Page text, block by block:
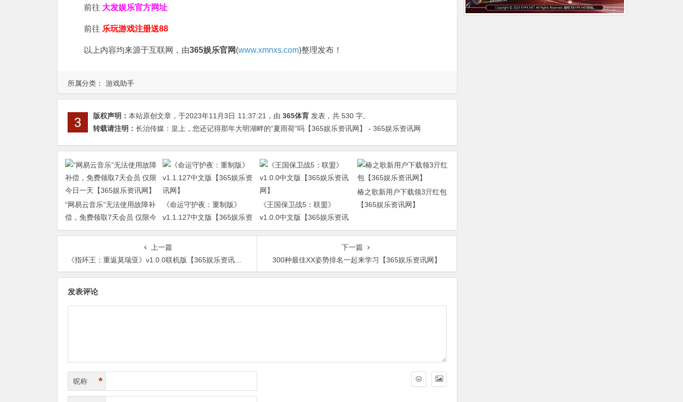
所属分类： 游戏助手
前往 大发娱乐官方网址
前往 乐玩游戏注册送88
以上内容均来源于互联网，由365娱乐官网 (www.xmnxs.com)整理发布！
版权声明： 本站原创文章，于2023年11月3日 11:37:21 ，由 365体育 发表，共 530 字。
转载请注明： 长治传媒：皇上，您还记得那年大明湖畔的“夏雨荷”吗【365娱乐资讯网】 - 365娱乐资讯网
“网易云音乐”无法使用故障补
偿，免费领取7天会员 仅限今
日一天【365娱乐资讯网】
《命运守护夜：重制版》
v1.1.127中文版【365娱乐资
讯网】
《王国保卫战5：联盟》
v1.0.0中文版【365娱乐资讯
网】
椿之歌新用户下载领3亓红包
【365娱乐资讯网】
上一篇
《指环王：重返莫瑞亚》v1.0.0联机版【365娱乐资讯网】
下一篇
300种最佳XX姿势排名一起来学习【365娱乐资讯网】
发表评论
昵称 *